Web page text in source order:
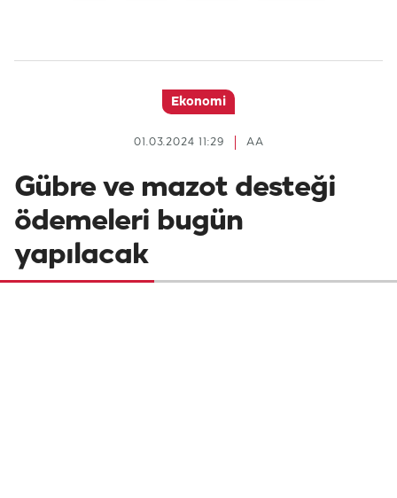
Ekonomi
AA
01.03.2024 11:29
Gübre ve mazot desteği
ödemeleri bugün
yapılacak